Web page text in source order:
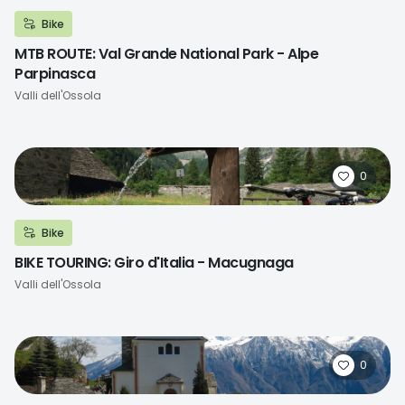
Bike
MTB ROUTE: Val Grande National Park - Alpe
Parpinasca
Località
Valli dell'Ossola
0
Bike
BIKE TOURING: Giro d'Italia - Macugnaga
Località
Valli dell'Ossola
0